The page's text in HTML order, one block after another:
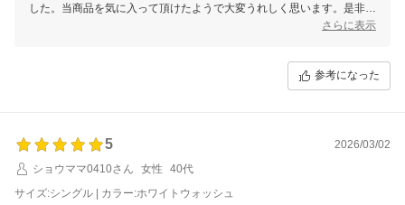
した。当商品を気に入って頂けたようで大変うれしく思います。是非末
永くご愛用いただけますと幸いです。今後もお客様にご満足いただける
さらに表示
参考になった
5
2026/03/02
ショウママ0410さん
女性
40代
サイズ:シングル | カラー:ホワイトウォッシュ